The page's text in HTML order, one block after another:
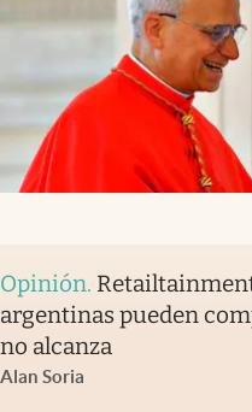
Opinión.
argentinas pueden
no alcanza
Alan Soria